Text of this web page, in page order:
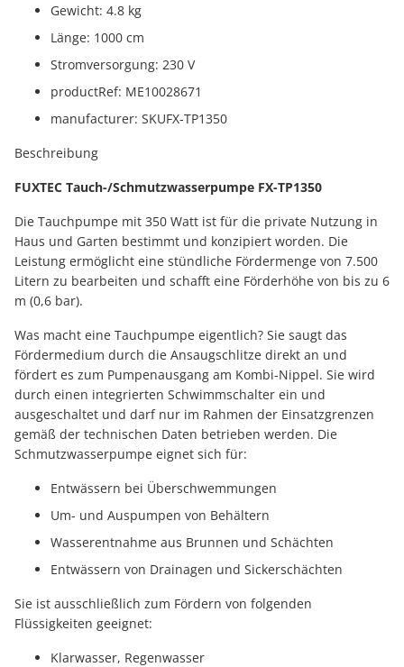
Gewicht: 4.8 kg
Länge: 1000 cm
Stromversorgung: 230 V
productRef: ME10028671
manufacturer: SKUFX-TP1350
Beschreibung
FUXTEC Tauch-/Schmutzwasserpumpe FX-TP1350
Die Tauchpumpe mit 350 Watt ist für die private Nutzung in
Haus und Garten bestimmt und konzipiert worden. Die
Leistung ermöglicht eine stündliche Fördermenge von 7.500
Litern zu bearbeiten und schafft eine Förderhöhe von bis zu 6
m (0,6 bar).
Was macht eine Tauchpumpe eigentlich? Sie saugt das
Fördermedium durch die Ansaugschlitze direkt an und
fördert es zum Pumpenausgang am Kombi-Nippel. Sie wird
durch einen integrierten Schwimmschalter ein und
ausgeschaltet und darf nur im Rahmen der Einsatzgrenzen
gemäß der technischen Daten betrieben werden. Die
Schmutzwasserpumpe eignet sich für:
Entwässern bei Überschwemmungen
Um- und Auspumpen von Behältern
Wasserentnahme aus Brunnen und Schächten
Entwässern von Drainagen und Sickerschächten
Sie ist ausschließlich zum Fördern von folgenden
Flüssigkeiten geeignet:
Klarwasser, Regenwasser